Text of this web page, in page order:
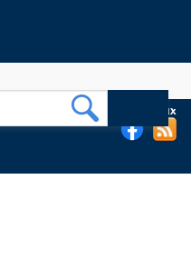
sur les réseaux sociaux